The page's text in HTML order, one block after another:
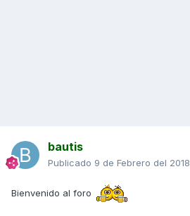
bautis
Publicado 9 de Febrero del 2018
Bienvenido al foro